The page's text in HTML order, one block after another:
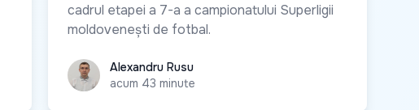
cadrul etapei a 7-a a campionatului Superligii
moldovenești de fotbal.
Alexandru Rusu
Alexandru Rusu
acum 43 minute